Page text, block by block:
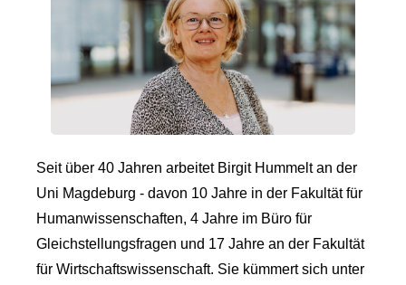
Seit über 40 Jahren arbeitet Birgit Hummelt an der
Uni Magdeburg - davon 10 Jahre in der Fakultät für
Humanwissenschaften, 4 Jahre im Büro für
Gleichstellungsfragen und 17 Jahre an der Fakultät
für Wirtschaftswissenschaft. Sie kümmert sich unter